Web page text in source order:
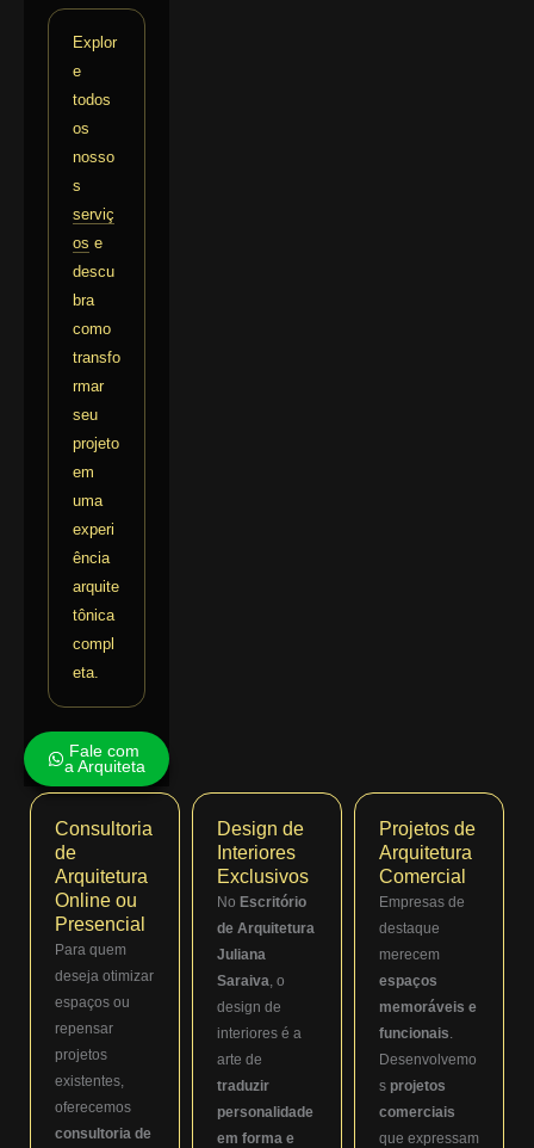
Explor
e
todos
os
nosso
s
serviç
os e
descu
bra
como
transfo
rmar
seu
projeto
em
uma
experi
ência
arquite
tônica
compl
eta.
Fale com
a Arquiteta
Consultoria
de
Arquitetura
Online ou
Presencial
Para quem
deseja otimizar
espaços ou
repensar
projetos
existentes,
oferecemos
consultoria de
Design de
Interiores
Exclusivos
No Escritório
de Arquitetura
Juliana
Saraiva , o
design de
interiores é a
arte de
traduzir
personalidade
em forma e
Projetos de
Arquitetura
Comercial
Empresas de
destaque
merecem
espaços
memoráveis e
funcionais
Desenvolvemo
s projetos
comerciais
que expressam